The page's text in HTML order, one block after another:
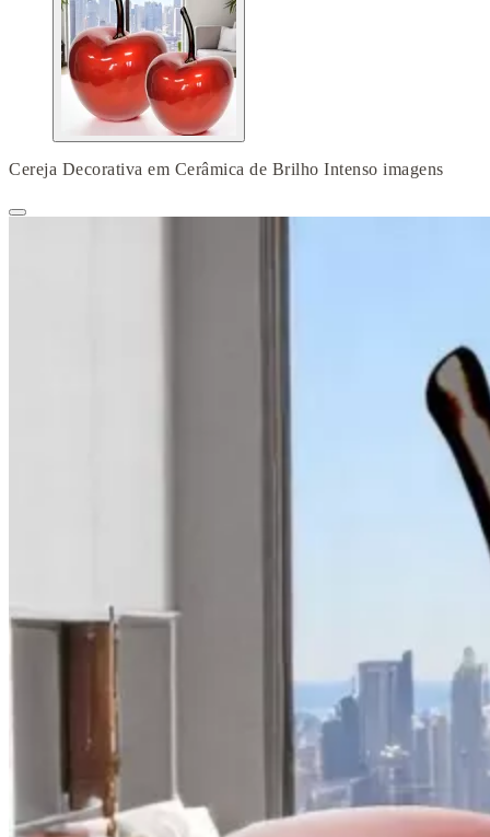
Cereja Decorativa em Cerâmica de Brilho Intenso imagens